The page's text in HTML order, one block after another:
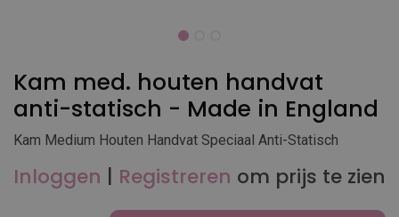
Kam med. houten handvat
anti-statisch - Made in England
Kam Medium Houten Handvat Speciaal Anti-Statisch
Inloggen | Registreren om prijs te zien